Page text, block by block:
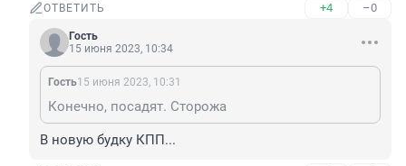
ОТВЕТИТЬ +4 –0
Гость
15 июня 2023, 10:34
Гость15 июня 2023, 10:31
Конечно, посадят. Сторожа
В новую будку КПП...